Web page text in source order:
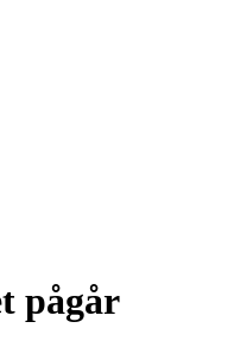
pågår